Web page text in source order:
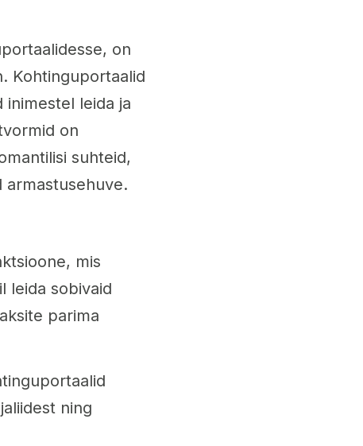
on
Kohtinguportaalid
leida ja
on
suhteid,
armastusehuve.
mis
leida sobivaid
parima
ning